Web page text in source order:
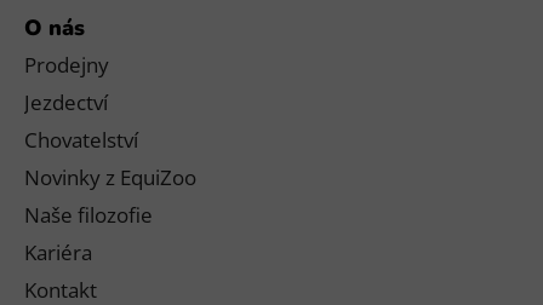
O nás
Prodejny
Jezdectví
Chovatelství
Novinky z EquiZoo
Naše filozofie
Kariéra
Kontakt